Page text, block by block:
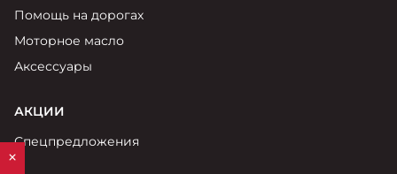
Помощь на дорогах
Моторное масло
Аксессуары
АКЦИИ
Спецпредложения